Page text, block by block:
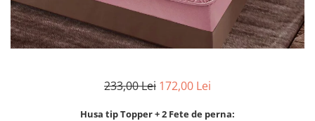
233,00 Lei 172,00 Lei
Husa tip Topper + 2 Fete de perna: